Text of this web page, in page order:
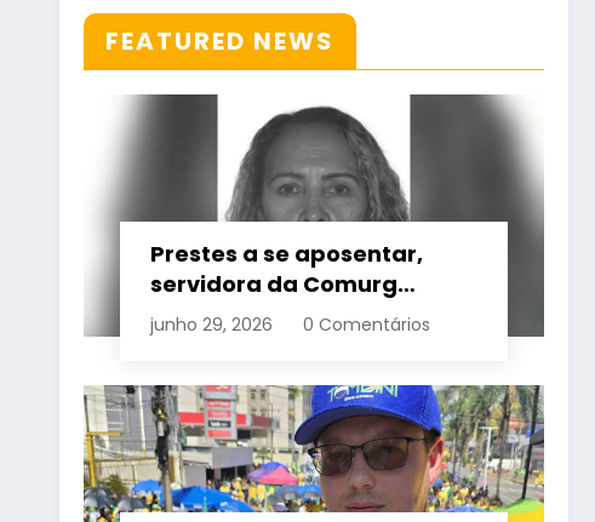
FEATURED NEWS
Prestes a se aposentar,
servidora da Comurg
atropelada por bêbado
entra em protocolo de
junho 29, 2026 0 Comentários